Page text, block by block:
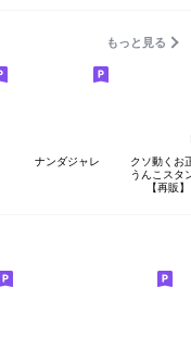
もっと見る
ナンダジャレ
クソ動くお
うんこスタ
【再販】